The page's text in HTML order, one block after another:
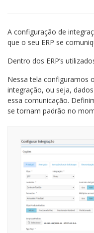
A configuração de
que o seu ERP se
Dentro dos ERP’s
Nessa tela configuramos
integração, ou seja,
essa comunicação.
se tornam padrão no